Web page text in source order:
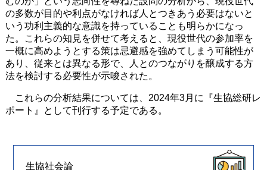
の多数が目的や利点がなければ人とつきあう必要はないと
いう功利主義的な意識を持っていることも明らかになっ
た。これらの知見を併せて考えると、現役世代の参加率を
一概に高めようとする策は忌避感を強めてしまう可能性が
あり、従来とは異なる形で、人とのつながりを醸成する方
法を検討する必要性が示唆された。
これらの分析結果については、2024年3月に『生協総研レ
ポート』として刊行する予定である。
生協社会論